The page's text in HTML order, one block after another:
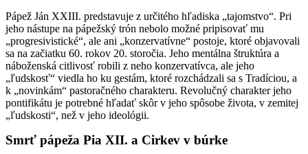
Pápež Ján XXIII. predstavuje z určitého hľadiska „tajomstvo“. Pri
jeho nástupe na pápežský trón nebolo možné pripisovať mu
„progresivistické“, ale ani „konzervatívne“ postoje, ktoré objavovali
sa na začiatku 60. rokov 20. storočia. Jeho mentálna štruktúra a
náboženská citlivosť robili z neho konzervatívca, ale jeho
„ľudskosť“ viedla ho ku gestám, ktoré rozchádzali sa s Tradíciou, a
k „novinkám“ pastoračného charakteru. Revolučný charakter jeho
pontifikátu je potrebné hľadať skôr v jeho spôsobe života, v zemitej
„ľudskosti“, než v jeho ideológii.
Smrť pápeža Pia XII. a Cirkev v búrke